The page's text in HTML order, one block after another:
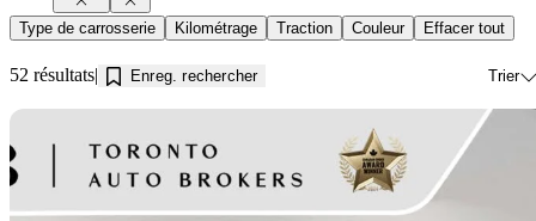
Type de carrosserie Kilométrage Traction Couleur Effacer tout
52 résultats Enreg. rechercher Trier